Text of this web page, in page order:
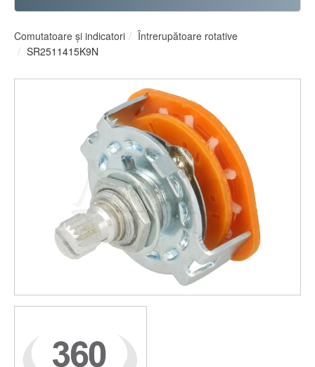
Comutatoare şi indicatori
Întrerupătoare rotative
SR2511415K9N